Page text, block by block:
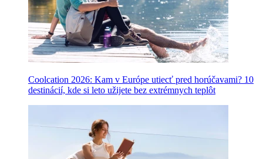
Coolcation 2026: Kam v Európe utiecť pred horúčavami? 10
destinácií, kde si leto užijete bez extrémnych teplôt